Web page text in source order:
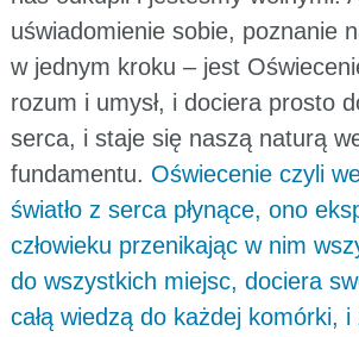
uświadomienie sobie, poznanie
w jednym kroku – jest
rozum i umysł, i dociera prosto
serca, i staje się naszą naturą
fundamentu. Oświecenie czyli
światło z serca płynące, ono
człowieku przenikając w nim
do wszystkich miejsc, dociera
całą wiedzą do każdej komórki, i